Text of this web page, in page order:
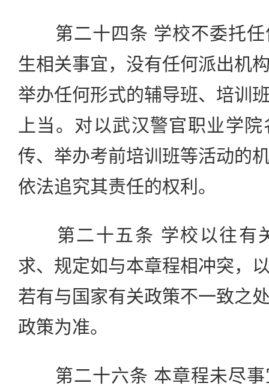
第二十四条 学校不委托任
生相关事宜，没有任何派出机
举办任何形式的辅导班、培训
上当。对以武汉警官职业学
传、举办考前培训班等活动的
依法追究其责任的权利。
第二十五条 学校以往有
求、规定如与本章程相冲突，
若有与国家有关政策不一致之
政策为准。
第二十六条 本章程未尽事